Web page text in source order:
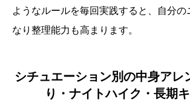
ようなルールを毎回実践すると、自分の
なり整理能力も高まります。
シチュエーション別の中身アレ
り・ナイトハイク・長期